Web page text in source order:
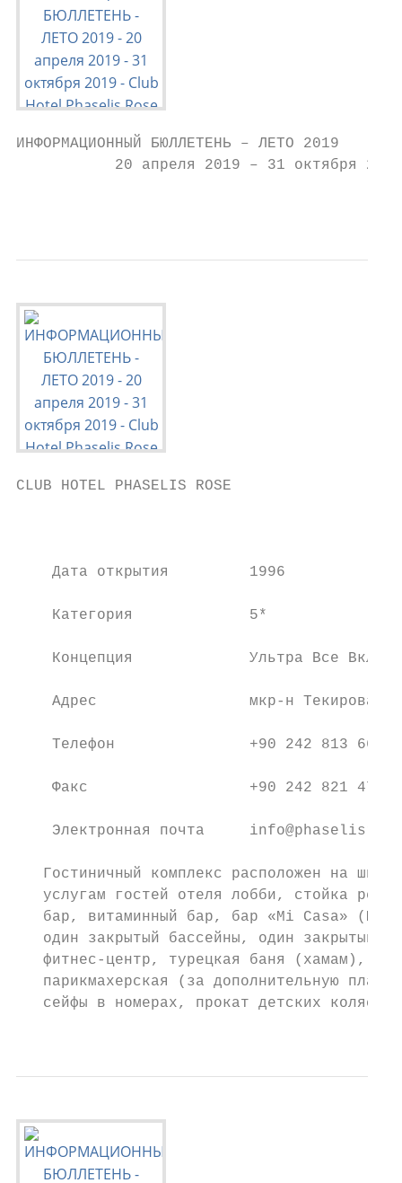
ИНФОРМАЦИОННЫЙ БЮЛЛЕТЕНЬ – ЛЕТО 2019
           20 апреля 2019 – 31 октября 2019
CLUB HOTEL PHASELIS
Дата открытия         1996
Категория             5*
Концепция             Ультра Все
Адрес                 мкр-н Текирова,
Телефон               +90 242 813 66
Факс                  +90 242 821 47
Электронная почта
Гостиничный комплекс расположен на
услугам гостей отеля лобби, стойка
бар, витаминный бар, бар «Mi Casa» (Ми
один закрытый бассейны, один закрытый
фитнес-центр, турецкая баня (хамам),
парикмахерская (за дополнительную
сейфы в номерах, прокат детских